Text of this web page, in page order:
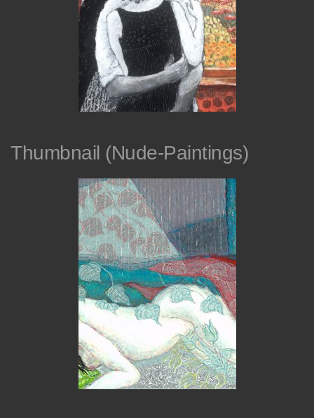
Thumbnail (Nude-Paintings)